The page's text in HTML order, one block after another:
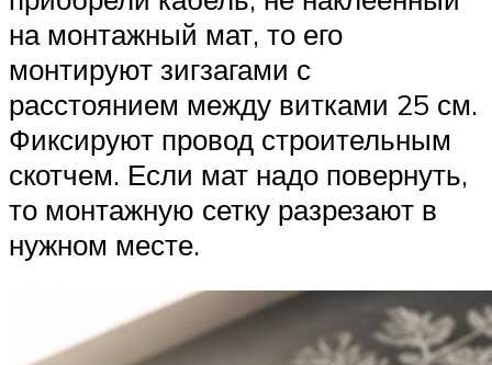
на монтажный мат, то его
монтируют зигзагами с
расстоянием между витками 25 см.
Фиксируют провод строительным
скотчем. Если мат надо повернуть,
то монтажную сетку разрезают в
нужном месте.